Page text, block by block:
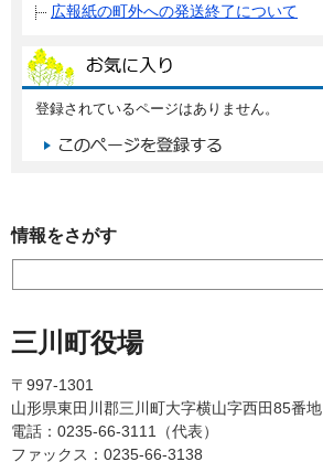
広報紙の町外への発送終了について
登録されているページはありません。
情報をさがす
三川町役場
〒997-1301
山形県東田川郡三川町大字横山字西田85番地
電話：0235-66-3111（代表）
ファックス：0235-66-3138